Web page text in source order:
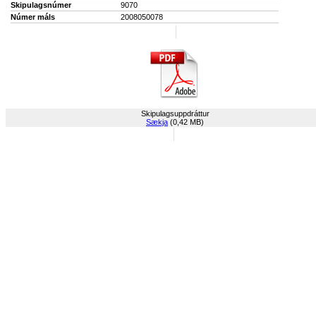
Skipulagsnúmer
9070
Númer máls
2008050078
Skipulagsuppdráttur
Sækja (0,42 MB)